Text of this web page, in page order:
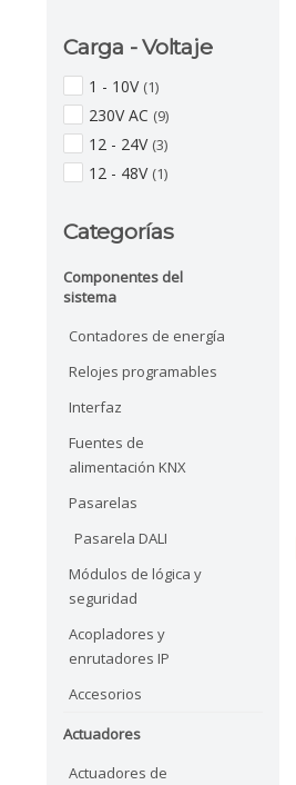
Carga - Voltaje
1 - 10V (1)
230V AC (9)
12 - 24V (3)
12 - 48V (1)
Categorías
Componentes del
sistema
Contadores de energía
Relojes programables
Interfaz
Fuentes de
alimentación KNX
Pasarelas
Pasarela DALI
Módulos de lógica y
seguridad
Acopladores y
enrutadores IP
Accesorios
Actuadores
Actuadores de